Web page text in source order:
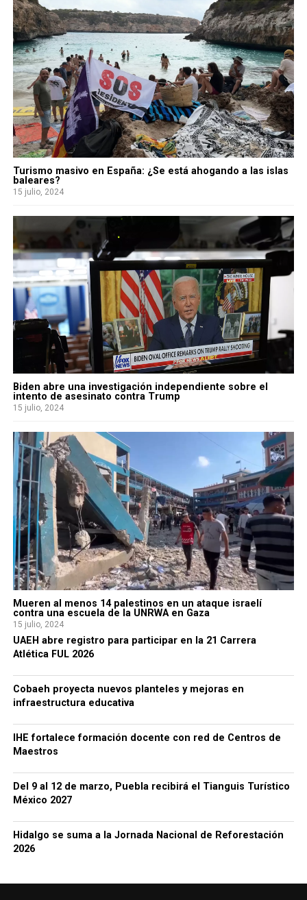
Turismo masivo en España: ¿Se está ahogando a las islas
baleares?
15 julio, 2024
Biden abre una investigación independiente sobre el
intento de asesinato contra Trump
15 julio, 2024
Mueren al menos 14 palestinos en un ataque israelí
contra una escuela de la UNRWA en Gaza
15 julio, 2024
UAEH abre registro para participar en la 21 Carrera
Atlética FUL 2026
Cobaeh proyecta nuevos planteles y mejoras en
infraestructura educativa
IHE fortalece formación docente con red de Centros de
Maestros
Del 9 al 12 de marzo, Puebla recibirá el Tianguis Turístico
México 2027
Hidalgo se suma a la Jornada Nacional de Reforestación
2026